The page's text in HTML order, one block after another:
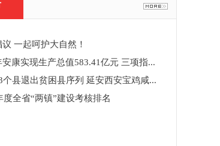
一起呵护大自然！
安康实现生产总值583.41亿元 三项指...
个县退出贫困县序列 延安西安宝鸡咸...
度全省“两镇”建设考核排名